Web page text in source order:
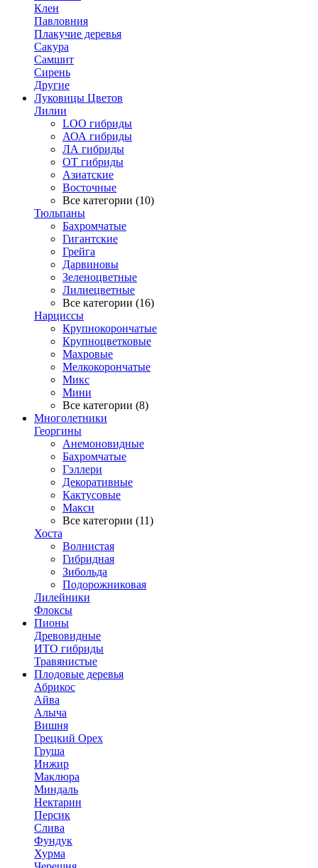
Клен
Павловния
Плакучие деревья
Сакура
Самшит
Сирень
Другие
Луковицы Цветов
Лилии
LOO гибриды
АОА гибриды
ЛА гибриды
ОТ гибриды
Азиатские
Восточные
Все категории (10)
Тюльпаны
Бахромчатые
Гигантские
Грейга
Дарвиновы
Зеленоцветные
Лилиецветные
Все категории (16)
Нарциссы
Крупнокорончатые
Крупноцветковые
Махровые
Мелкокорончатые
Микс
Мини
Все категории (8)
Многолетники
Георгины
Анемоновидные
Бахромчатые
Гэллери
Декоративные
Кактусовые
Макси
Все категории (11)
Хоста
Волнистая
Гибридная
Зибольда
Подорожниковая
Лилейники
Флоксы
Пионы
Древовидные
ИТО гибриды
Травянистые
Плодовые деревья
Абрикос
Айва
Алыча
Вишня
Грецкий Орех
Груша
Инжир
Маклюра
Миндаль
Нектарин
Персик
Слива
Фундук
Хурма